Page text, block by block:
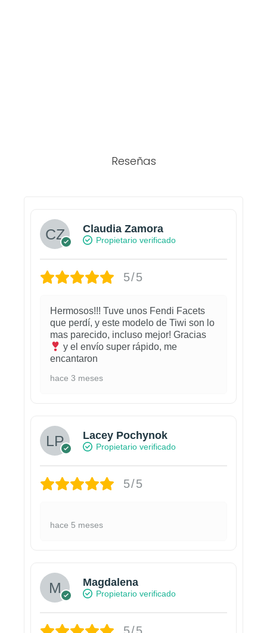
Reseñas
Claudia Zamora
Propietario verificado
5/5
Hermosos!!! Tuve unos Fendi Facets
que perdí, y este modelo de Tiwi son lo
mas parecido, incluso mejor! Gracias
y el envío super rápido, me
encantaron
hace 3 meses
Lacey Pochynok
Propietario verificado
5/5
hace 5 meses
Magdalena
Propietario verificado